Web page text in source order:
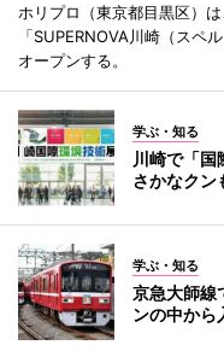
ホリプロ（東京都目黒区）
「SUPERNOVA川崎（スペ
オープンする。
学ぶ・知る
川崎で「
さかなクン
学ぶ・知る
京急大師
ンの中から